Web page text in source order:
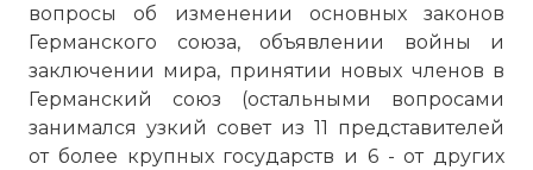
вопросы об изменении основных законов
Германского союза, объявлении войны и
заключении мира, принятии новых членов в
Германский союз (остальными вопросами
занимался узкий совет из 11 представителей
от более крупных государств и 6 - от других